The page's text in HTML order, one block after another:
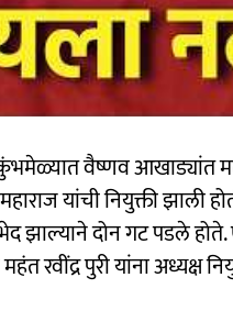
वैष्णव आखाड्यांत
महाराज यांची नियुक्ती झाली
झाल्याने दोन गट पडले होते.
रवींद्र पुरी यांना अध्यक्ष